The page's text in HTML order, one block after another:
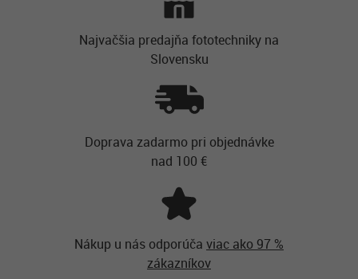
Najvačšia predajňa fototechniky na
Slovensku
Doprava zadarmo pri objednávke
nad 100 €
Nákup u nás odporúča viac ako 97 %
zákazníkov